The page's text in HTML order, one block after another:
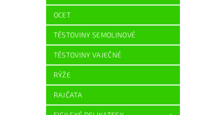
OCET
TĚSTOVINY SEMOLINOVÉ
TĚSTOVINY VAJEČNÉ
RÝŽE
RAJČATA